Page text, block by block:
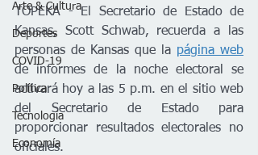
Arte & Cultura
Deportes
COVID-19
Política
Tecnología
Economía
TOPEKA - El Secretario de Estado de
Kansas, Scott Schwab, recuerda a las
personas de Kansas que la página web
de informes de la noche electoral se
activará hoy a las 5 p.m. en el sitio web
del Secretario de Estado para
proporcionar resultados electorales no
oficiales.